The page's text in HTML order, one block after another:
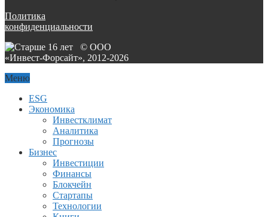
Политика
конфиденциальности
© ООО
«Инвест-Форсайт», 2012-2026
Меню
ESG
Экономика
Инвестклимат
Аналитика
Прогнозы
Бизнес
Инвестиции
Финансы
Блокчейн
Стартапы
Технологии